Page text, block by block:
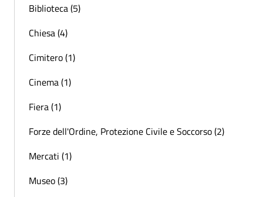
Biblioteca (5)
Chiesa (4)
Cimitero (1)
Cinema (1)
Fiera (1)
Forze dell'Ordine, Protezione Civile e Soccorso (2)
Mercati (1)
Museo (3)